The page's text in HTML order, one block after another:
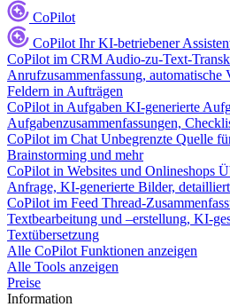
CoPilot
CoPilot Ihr KI-betriebener
CoPilot im CRM Audio-zu-Text-
Anrufzusammenfassung, automatische
Feldern in Aufträgen
CoPilot in Aufgaben KI-generierte
Aufgabenzusammenfassungen,
CoPilot im Chat Unbegrenzte Quelle
Brainstorming und mehr
CoPilot in Websites und Onlineshops
Anfrage, KI-generierte Bilder,
CoPilot im Feed Thread-
Textbearbeitung und –erstellung, KI-
Textübersetzung
Alle CoPilot Funktionen anzeigen
Alle Tools anzeigen
Preise
Information